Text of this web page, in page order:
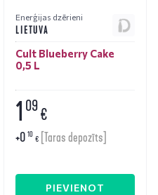
Enerģijas dzērieni
LIETUVA
Cult Blueberry Cake
0,5 L
1 09€
+0 10 € [Taras depozīts]
PIEVIENOT